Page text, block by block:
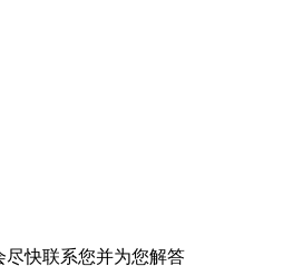
快联系您并为您解答